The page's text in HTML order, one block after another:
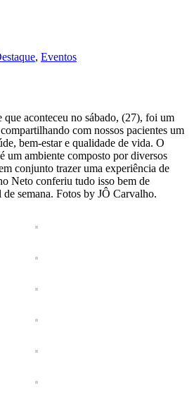
, Eventos
aconteceu no sábado, (27), foi um
com nossos pacientes um
bem-estar e qualidade de vida. O
um ambiente composto por diversos
conjunto trazer uma experiência de
Neto conferiu tudo isso bem de
semana. Fotos by JÔ Carvalho.